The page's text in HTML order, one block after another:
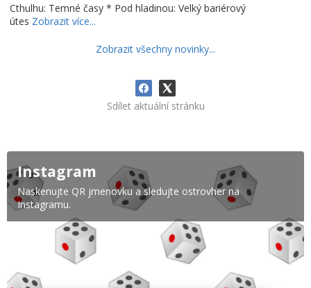
Cthulhu: Temné časy * Pod hladinou: Velký bariérový
útes Zobrazit více...
Zobrazit všechny novinky...
Sdílet aktuální stránku
Instagram
Naskenujte QR jmenovku a sledujte ostrovher na
Instagramu.